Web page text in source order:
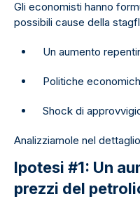
Gli economisti hanno
possibili cause della
Un aumento
Politiche
Shock di
Analizziamole nel
Ipotesi #1: Un
prezzi del